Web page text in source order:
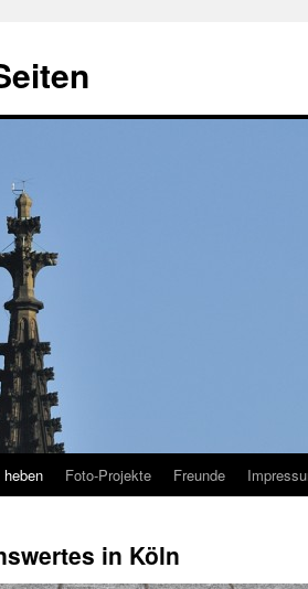
Foto-Projekte Freunde
in Köln